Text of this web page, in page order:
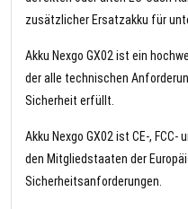
zusätzlicher Ersatzakku für
Akku Nexgo GX02 ist ein
der alle technischen
Sicherheit erfüllt.
Akku Nexgo GX02 ist CE-,
den Mitgliedstaaten der
Sicherheitsanforderungen.